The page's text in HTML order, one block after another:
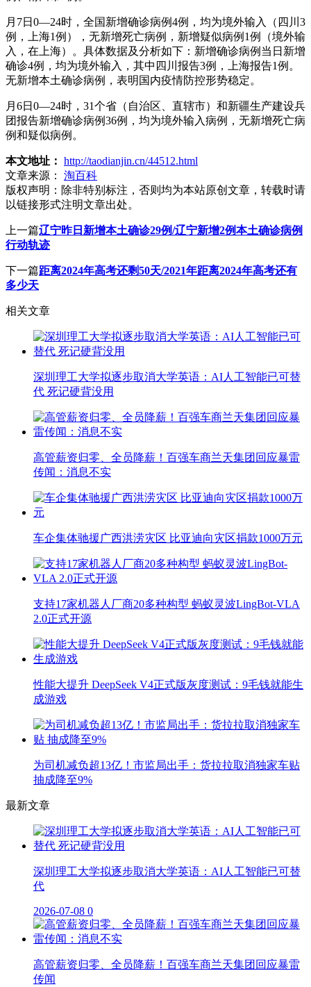
月7日0—24时，全国新增确诊病例4例，均为境外输入（四川3
例，上海1例），无新增死亡病例，新增疑似病例1例（境外输
入，在上海）。具体数据及分析如下：新增确诊病例当日新增
确诊4例，均为境外输入，其中四川报告3例，上海报告1例。
无新增本土确诊病例，表明国内疫情防控形势稳定。
月6日0—24时，31个省（自治区、直辖市）和新疆生产建设兵
团报告新增确诊病例36例，均为境外输入病例，无新增死亡病
例和疑似病例。
本文地址： http://taodianjin.cn/44512.html
文章来源：
淘百科
版权声明： 除非特别标注，否则均为本站原创文章，转载时请
以链接形式注明文章出处。
上一篇辽宁昨日新增本土确诊29例/辽宁新增2例本土确诊病例
行动轨迹
下一篇距离2024年高考还剩50天/2021年距离2024年高考还有
多少天
相关文章
深圳理工大学拟逐步取消大学英语：AI人工智能已可替
代 死记硬背没用
高管薪资归零、全员降薪！百强车商兰天集团回应暴雷
传闻：消息不实
车企集体驰援广西洪涝灾区 比亚迪向灾区捐款1000万元
支持17家机器人厂商20多种构型 蚂蚁灵波LingBot-VLA
2.0正式开源
性能大提升 DeepSeek V4正式版灰度测试：9毛钱就能生
成游戏
为司机减负超13亿！市监局出手：货拉拉取消独家车贴
抽成降至9%
最新文章
深圳理工大学拟逐步取消大学英语：AI人工智能已可替
代
2026-07-08 0
高管薪资归零、全员降薪！百强车商兰天集团回应暴雷
传闻